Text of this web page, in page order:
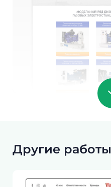
Другие работы